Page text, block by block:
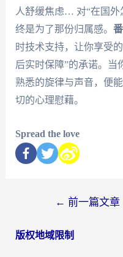
人舒缓焦虑… 对“在国外
终是为了那份归属感。
时技术支持，让你享受
后实时保障”的承诺。当
熟悉的旋律与声音，便
切的心理慰藉。
Spread the love
← 前一篇文章
版权地域限制